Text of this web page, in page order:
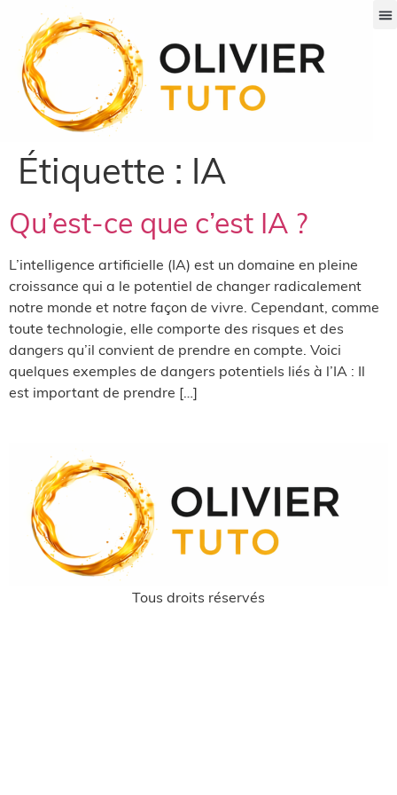
Étiquette : IA
Qu’est-ce que c’est IA ?
L’intelligence artificielle (IA) est un domaine en pleine
croissance qui a le potentiel de changer radicalement
notre monde et notre façon de vivre. Cependant, comme
toute technologie, elle comporte des risques et des
dangers qu’il convient de prendre en compte. Voici
quelques exemples de dangers potentiels liés à l’IA : Il
est important de prendre […]
Tous droits réservés